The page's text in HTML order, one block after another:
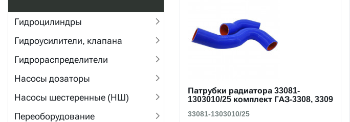
Гидроцилиндры
Гидроусилители, клапана
Гидрораспределители
Насосы дозаторы
Насосы шестеренные (НШ)
Переоборудование
Патрубки радиатора 33081-
1303010/25 комплект ГАЗ-3308, 3309
33081-1303010/25